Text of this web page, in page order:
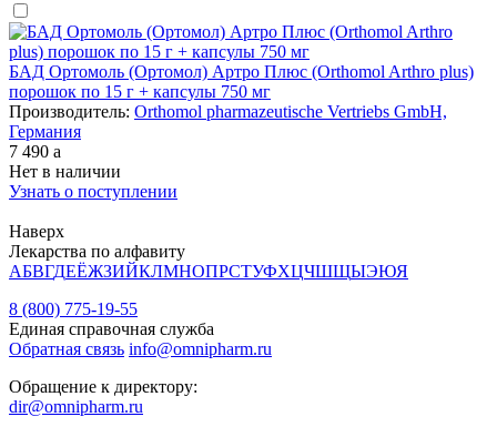
БАД Ортомоль (Ортомол) Артро Плюс (Orthomol Arthro plus)
порошок по 15 г + капсулы 750 мг
Производитель: Orthomol pharmazeutische Vertriebs GmbH,
Германия
7 490 a
Нет в наличии
Узнать о поступлении
Наверх
Лекарства по алфавиту
АБВГДЕЁЖЗИЙКЛМНОПРСТУФХЦЧШЩЫЭЮЯ
8 (800) 775-19-55
Единая справочная служба
Обратная связь info@omnipharm.ru
Обращение к директору:
dir@omnipharm.ru